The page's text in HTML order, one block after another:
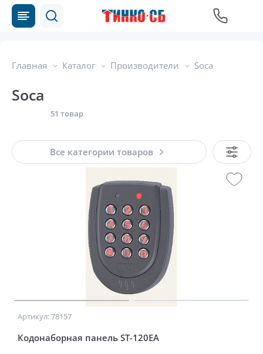
Главная Каталог Производители Soca
Soca
51 товар
Все категории товаров
Артикул: 78157
Кодонаборная панель ST-120EA